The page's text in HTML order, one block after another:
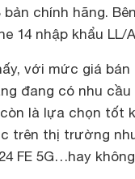
bản chính hãng.
14 nhập khẩu
với mức giá
đang có nhu
là lựa chọn tốt
trên thị trường
FE 5G…hay